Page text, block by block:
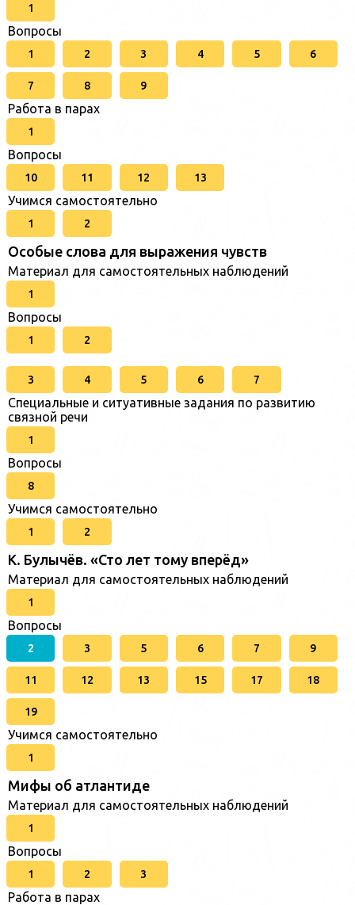
1
Вопросы
1 2 3 4 5 6
7 8 9
Работа в парах
1
Вопросы
10 11 12 13
Учимся самостоятельно
1 2
Особые слова для выражения чувств
Материал для самостоятельных наблюдений
1
Вопросы
1 2
3 4 5 6 7
Специальные и ситуативные задания по развитию
связной речи
1
Вопросы
8
Учимся самостоятельно
1 2
К. Булычёв. «Сто лет тому вперёд»
Материал для самостоятельных наблюдений
1
Вопросы
2 3 5 6 7 9
11 12 13 15 17 18
19
Учимся самостоятельно
1
Мифы об атлантиде
Материал для самостоятельных наблюдений
1
Вопросы
1 2 3
Работа в парах